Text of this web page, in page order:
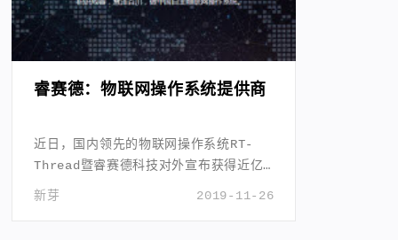
睿赛德：物联网操作系统提供商
近日，国内领先的物联网操作系统RT-
Thread暨睿赛德科技对外宣布获得近亿
元人民币B轮融资，本轮融资由GGV纪源资
2019-11-26
新芽